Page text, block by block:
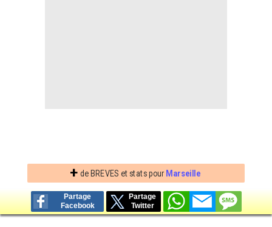
+ de BREVES et stats pour Marseille
Partage
Facebook
Partage
Twitter